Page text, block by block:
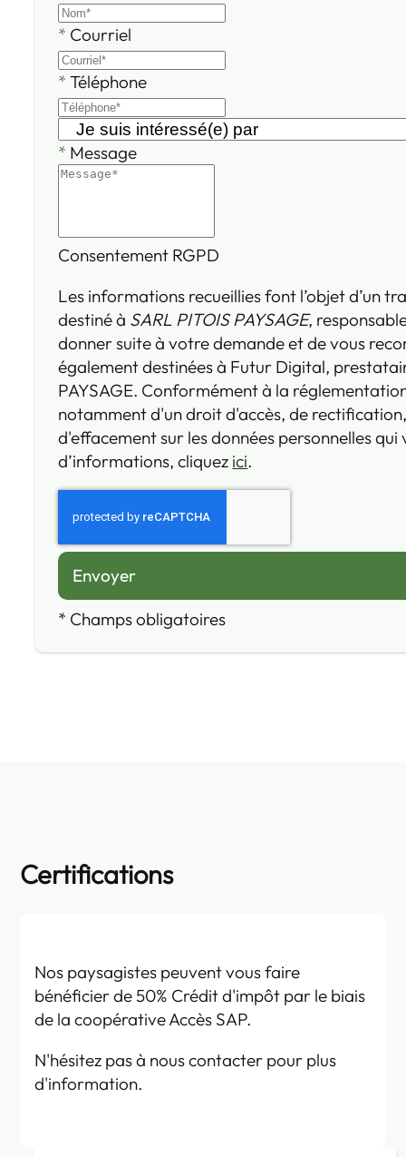
* Courriel
*Téléphone
* Message
Consentement RGPD
Les informations recueillies font l’objet d’un
destiné à SARL PITOIS PAYSAGE,
donner suite à votre demande et de vous
également destinées à Futur Digital,
PAYSAGE. Conformément à la
notamment d'un droit d'accès, de
d'effacement sur les données personnelles
d’informations, cliquez ici.
* Champs obligatoires
Certifications
Nos paysagistes peuvent vous faire
bénéficier de 50% Crédit d'impôt par le biais
de la coopérative Accès SAP.
N'hésitez pas à nous contacter pour plus
d'information.